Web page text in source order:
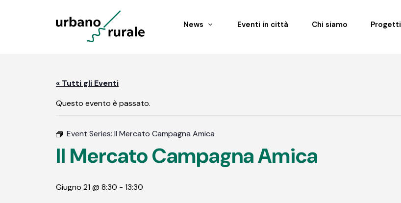
News Eventi in città Chi siamo Progetti
« Tutti gli Eventi
Questo evento è passato.
Event Series: Il Mercato Campagna Amica
Il Mercato Campagna Amica
Giugno 21 @ 8:30 - 13:30